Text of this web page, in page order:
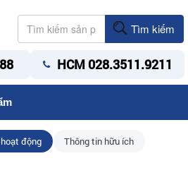
Tìm kiếm
HCM 028.3511.9211
động
Thông tin hữu ích